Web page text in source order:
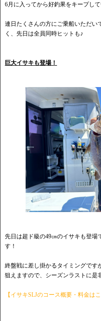
6月に入ってから好釣果をキープして
連日たくさんの方にご乗船いただい
く、先日は全員同時ヒットも♪
巨大イサキも登場！
先日は超ド級の49㎝のイサキも登
す！
終盤戦に差し掛かるタイミングです
狙えますので、シーズンラストに是
【イサキSLJのコース概要・料金はこ